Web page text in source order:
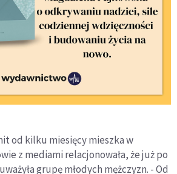
od kilku miesięcy mieszka w
z mediami relacjonowała, że już po
grupę młodych mężczyzn. - Od